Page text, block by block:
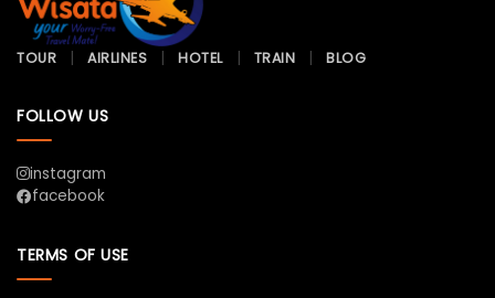
TOUR AIRLINES HOTEL TRAIN BLOG
FOLLOW US
instagram
facebook
TERMS OF USE